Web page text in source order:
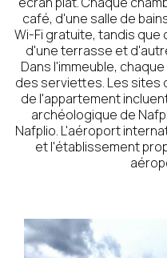
café, d'une salle de
Wi-Fi gratuite, tandis
d'une terrasse et
Dans l'immeuble,
des serviettes. Les sites
de l'appartement
archéologique de
Nafplio. L'aéroport
et l'établissement